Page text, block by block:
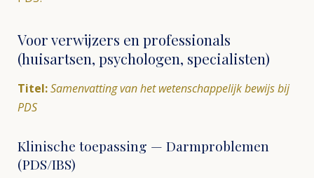
Voor verwijzers en professionals
(huisartsen, psychologen, specialisten)
Titel:Samenvatting van het wetenschappelijk bewijs bij
PDS
Klinische toepassing — Darmproblemen
(PDS/IBS)